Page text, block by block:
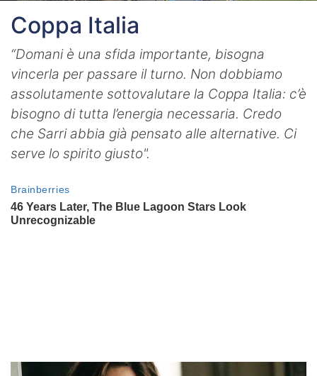
Coppa Italia
“Domani è una sfida importante, bisogna
vincerla per passare il turno. Non dobbiamo
assolutamente sottovalutare la Coppa Italia: c’è
bisogno di tutta l’energia necessaria. Credo
che Sarri abbia già pensato alle alternative. Ci
serve lo spirito giusto".